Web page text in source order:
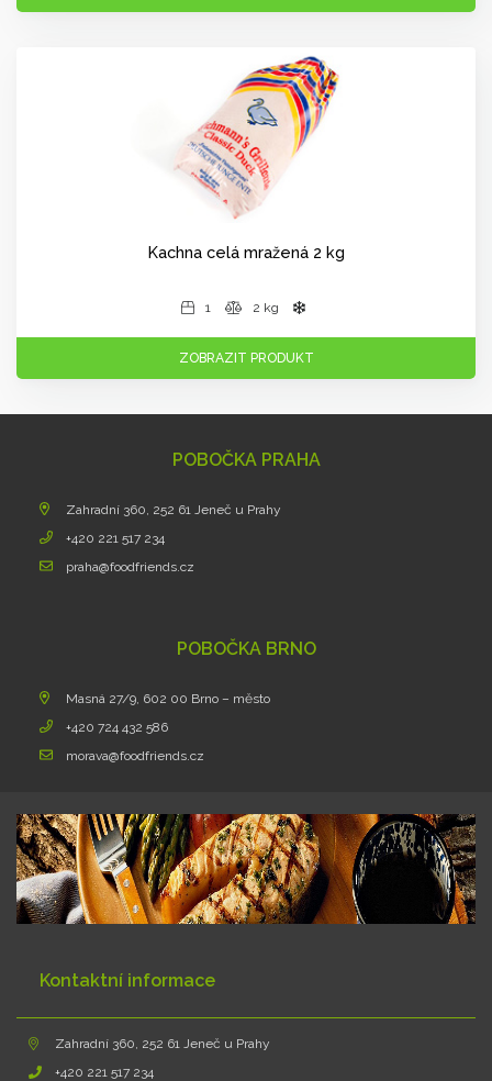
Kachna celá mražená 2 kg
1 2 kg
ZOBRAZIT PRODUKT
POBOČKA PRAHA
Zahradní 360, 252 61 Jeneč u Prahy
+420 221 517 234
praha@foodfriends.cz
POBOČKA BRNO
Masná 27/9, 602 00 Brno – město
+420 724 432 586
morava@foodfriends.cz
Kontaktní informace
Zahradní 360, 252 61 Jeneč u Prahy
+420 221 517 234